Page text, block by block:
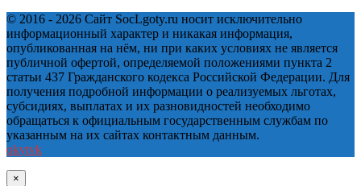
© 2016 - 2026 Сайт SocLgoty.ru носит исключительно
информационный характер и никакая информация,
опубликованная на нём, ни при каких условиях не является
публичной офертой, определяемой положениями пункта 2
статьи 437 Гражданского кодекса Российской Федерации. Для
получения подробной информации о реализуемых льготах,
субсидиях, выплатах и их разновидностей необходимо
обращаться к официальным государственным службам по
указанным на их сайтах контактным данным.
okytvk
×